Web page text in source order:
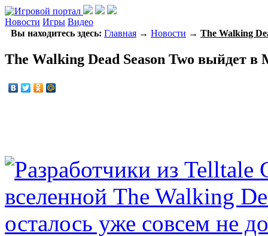
Новости Игры Видео
Вы находитесь здесь: Главная → Новости → The Walking
The Walking Dead Season Two выйдет в